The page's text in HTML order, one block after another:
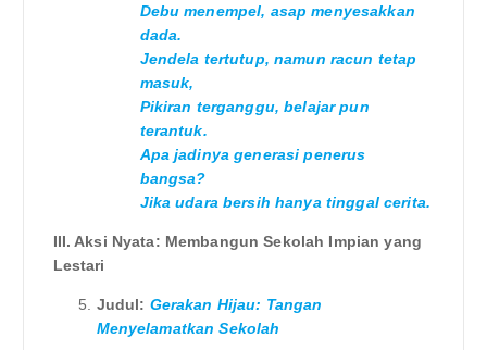
Debu menempel, asap menyesakkan
dada.
Jendela tertutup, namun racun tetap
masuk,
Pikiran terganggu, belajar pun
terantuk.
Apa jadinya generasi penerus
bangsa?
Jika udara bersih hanya tinggal cerita.
III. Aksi Nyata: Membangun Sekolah Impian yang
Lestari
Judul: Gerakan Hijau: Tangan
Menyelamatkan Sekolah